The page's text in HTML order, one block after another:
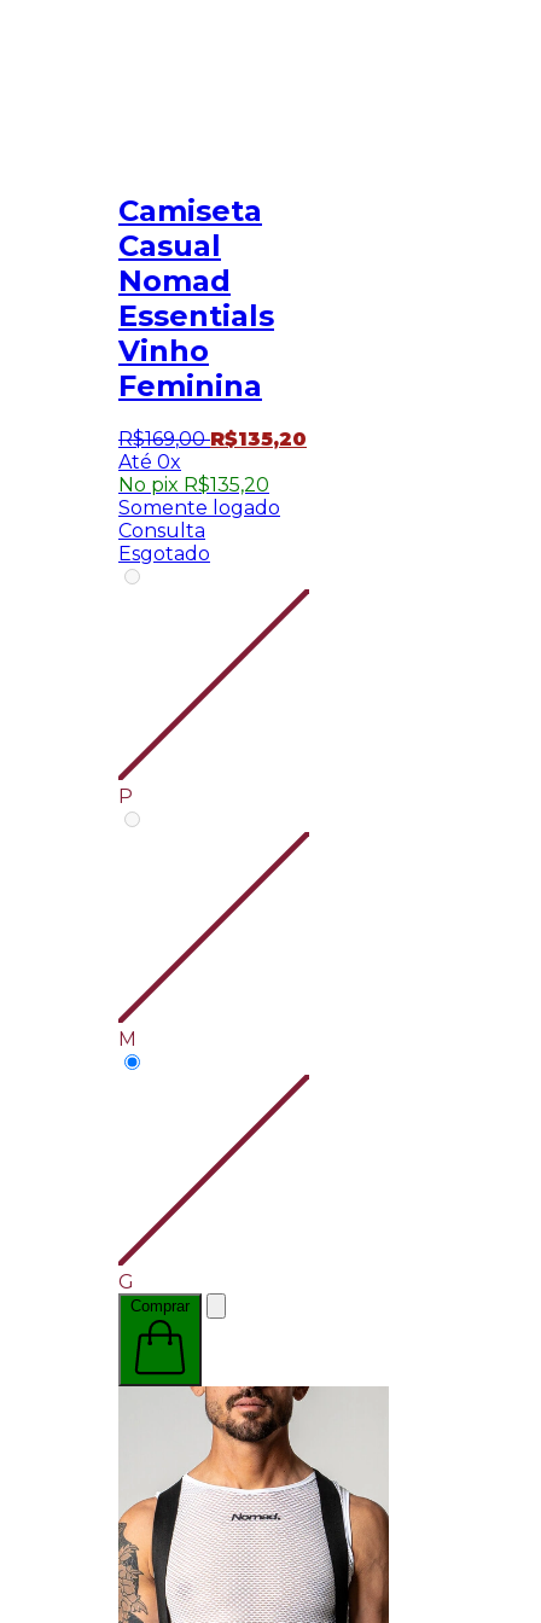
Camiseta
Casual
Nomad
Essentials
Vinho
Feminina
R$169,00 R$135,20
0x
No pix R$135,20
Somente logado
Consulta
Esgotado
P
M
G
Comprar